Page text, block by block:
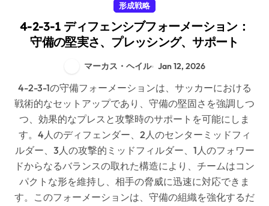
形成戦略
4-2-3-1 ディフェンシブフォーメーション：
守備の堅実さ、プレッシング、サポート
マーカス・ヘイル Jan 12, 2026
4-2-3-1の守備フォーメーションは、サッカーにおける
戦術的なセットアップであり、守備の堅固さを強調しつ
つ、効果的なプレスと攻撃時のサポートを可能にしま
す。4人のディフェンダー、2人のセンターミッドフィ
ルダー、3人の攻撃的ミッドフィルダー、1人のフォワー
ドからなるバランスの取れた構造により、チームはコン
パクトな形を維持し、相手の脅威に迅速に対応できま
す。このフォーメーションは、守備の組織を強化するだ